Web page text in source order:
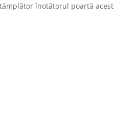
înotătorul poartă